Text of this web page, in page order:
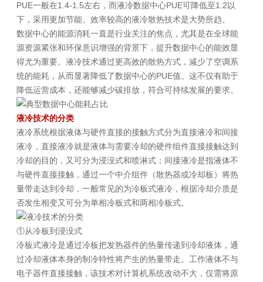
PUE一般在1.4-1.5左右，而液冷数据中心PUE可降低至1.2以
下，采用更加节能、效率较高的液冷散热技术是大势所趋。
数据中心的能源消耗一直是行业关注的焦点，尤其是在全球能
源资源紧张和环保意识增强的背景下，提升数据中心的能效显
得尤为重要。液冷技术通过更高效的散热方式，减少了空调系
统的能耗，从而显著降低了数据中心的PUE值。这不仅有助于
降低运营成本，还能够减少碳排放，符合可持续发展的要求。
液冷技术的分类
液冷系统根据液体与硬件直接的接触方式分为直接液冷和间接
液冷，直接液冷就是液体与需要冷却的硬件组件直接接触达到
冷却的目的，又可分为浸没式和喷淋式；间接液冷是指液体不
与硬件直接接触，通过一个中介组件（散热器或冷却板）将热
量带走达到冷却，一般常见的为冷板式液冷，根据冷却介质是
否发生相变又可分为单相冷板式和两相冷板式。
①从冷板到浸没式
冷板式液冷是通过冷板把发热器件的热量传递到冷却液体，通
过冷却液体本身的制冷特性将产生的热量带走。工作液体不与
电子器件直接接触，该技术对计算机系统改动不大，仅需将原